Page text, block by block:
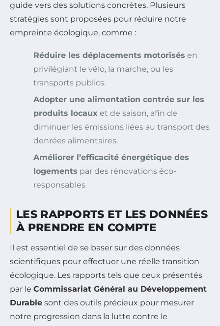
guide vers des solutions concrètes. Plusieurs
stratégies sont proposées pour réduire notre
empreinte écologique, comme :
Réduire les déplacements motorisés en
privilégiant le vélo, la marche, ou les
transports publics.
Adopter une alimentation centrée sur les
produits locaux et de saison, afin de
diminuer les émissions liées au transport des
denrées alimentaires.
Améliorer l’efficacité énergétique des
logements par des rénovations éco-
responsables
LES RAPPORTS ET LES DONNÉES
À PRENDRE EN COMPTE
Il est essentiel de se baser sur des données
scientifiques pour effectuer une réelle transition
écologique. Les rapports tels que ceux présentés
par le Commissariat Général au Développement
Durable sont des outils précieux pour mesurer
notre progression dans la lutte contre le